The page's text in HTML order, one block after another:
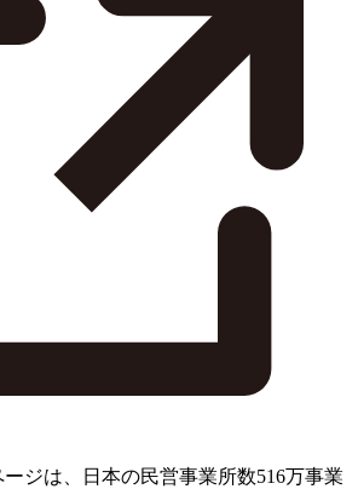
ジは、日本の民営事業所数516万事業